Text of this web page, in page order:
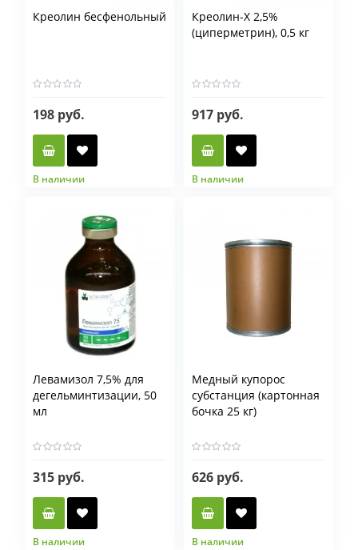
Креолин бесфенольный
198 руб.
В наличии
500 мл
Креолин-Х 2,5%
(циперметрин), 0,5 кг
917 руб.
В наличии
Левамизол 7,5% для
дегельминтизации, 50
мл
315 руб.
В наличии
Медный купорос
субстанция (картонная
бочка 25 кг)
626 руб.
В наличии